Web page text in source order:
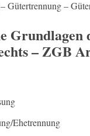
Gütertrennung –
Grundlagen
–ZGB
Ehetrennung